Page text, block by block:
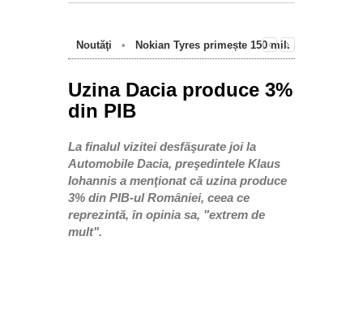
Noutăţi •
Nokian Tyres primește 150 mil.
cu emisii zero de la Oradea
Uzina Dacia produce 3%
din PIB
La finalul vizitei desfăşurate joi la
Automobile Dacia, preşedintele Klaus
Iohannis a menţionat că uzina produce
3% din PIB-ul României, ceea ce
reprezintă, în opinia sa, "extrem de
mult".